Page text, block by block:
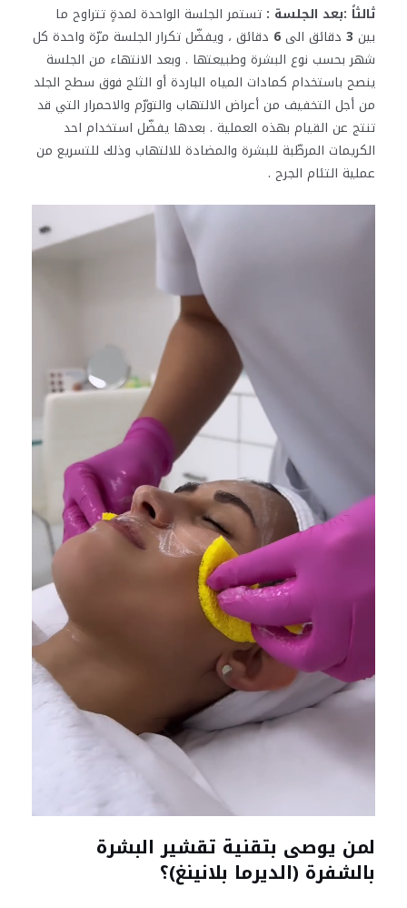
ثالثاً :بعد الجلسة : تستمر الجلسة الواحدة لمدةٍ تتراوح ما
بين 3 دقائق الى6 دقائق ، ويفضّل تكرار الجلسة مرّة واحدة كل
شهر بحسب نوع البشرة وطبيعتها . وبعد الانتهاء من الجلسة
ينصح باستخدام كمادات المياه الباردة أو الثلج فوق سطح الجلد
من أجل التخفيف من أعراض الالتهاب والتورّم والاحمرار التي قد
تنتج عن القيام بهذه العملية . بعدها يفضّل استخدام احد
الكريمات المرطّبة للبشرة والمضادة للالتهاب وذلك للتسريع من
عملية التئام الجرح .
لمن يوصى بتقنية تقشير البشرة
بالشفرة (الديرما بلانينغ)؟